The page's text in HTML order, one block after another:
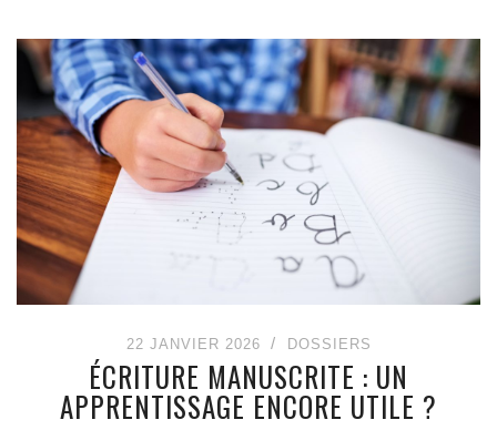
22 JANVIER 2026 DOSSIERS
ÉCRITURE MANUSCRITE : UN
APPRENTISSAGE ENCORE UTILE ?